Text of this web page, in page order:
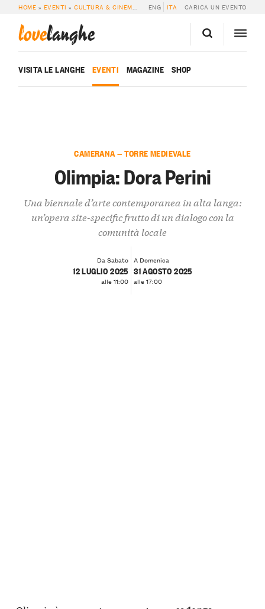
HOME » EVENTI »CULTURA & CINEMA » OLIMPIA: DORA PERINI
ENG ITA CARICA UN EVENTO
lovelanghe
VISITA LE LANGHE EVENTI MAGAZINE SHOP
CAMERANA — TORRE MEDIEVALE
Olimpia: Dora Perini
Una biennale d’arte contemporanea in alta langa:
un’opera site-specific frutto di un dialogo con la
comunità locale
Da Sabato
12 LUGLIO 2025
alle 11:00
A Domenica
31 AGOSTO 2025
alle 17:00